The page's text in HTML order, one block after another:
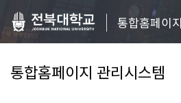
통합홈페이
통합홈페이지 관리시스템